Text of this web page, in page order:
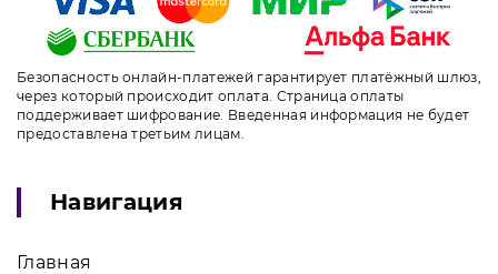
Безопасность онлайн-платежей гарантирует платёжный шлюз,
через который происходит оплата. Страница оплаты
поддерживает шифрование. Введенная информация не будет
предоставлена третьим лицам.
Навигация
Главная